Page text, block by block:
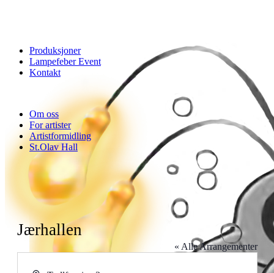
Produksjoner
Lampefeber Event
Kontakt
Om oss
For artister
Artistformidling
St.Olav Hall
Jærhallen
« Alle Arrangementer